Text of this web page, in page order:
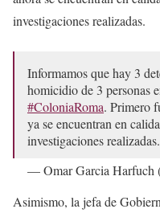
investigaciones realizadas.
Informamos que hay 3
homicidio de 3 personas
#ColoniaRoma. Primero
ya se encuentran en
investigaciones
— Omar Garcia Harfuch
Asimismo, la jefa de